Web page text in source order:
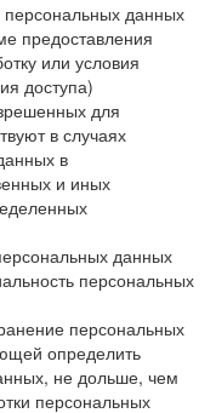
данных
предоставления
или условия
доступа)
для
в случаях
в
и иных
данных
персональных
персональных
определить
не дольше, чем
персональных